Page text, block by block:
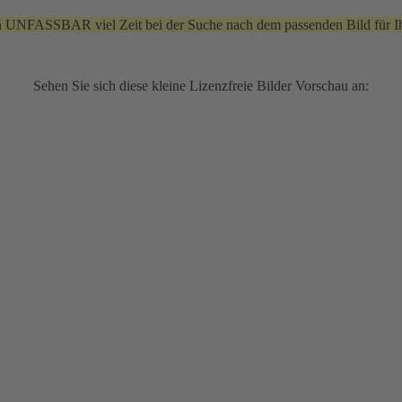
UNFASSBAR viel Zeit bei der Suche nach dem passenden Bild für
Sehen Sie sich diese kleine Lizenzfreie Bilder Vorschau an: